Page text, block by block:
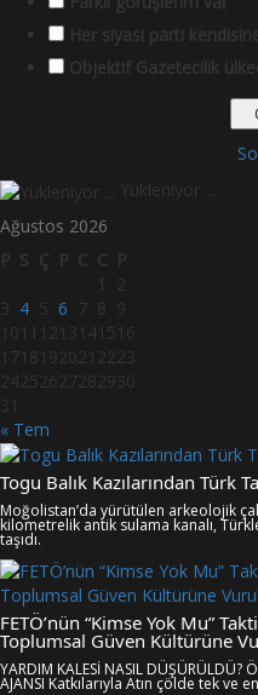
Her siyasi parti
Objektif Gazetecilik
Yükleniyor ...
Ağustos 2026
P S Ç P C C P
1
2
3 4 5 6 7 8 9
10 11 12 13 14 15 16
17 18 19 20 21 22 23
24 25 26 27 28 29 30
31
« Tem
Togu Balık Kazılarından Türk
Moğolistan’da yürütülen arkeolojik
kilometrelik antik sulama kanalı,
taşıdı.
FETÖ’nün “Kimse Yok Mu”
Toplumsal Güven Kültürüne
YARDIM KALESİ NASIL DÜŞÜRÜLDÜ?
AJANSI Katkılarıyla Atın çölde tek ve